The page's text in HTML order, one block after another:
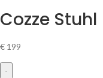
Cozze Stuhl
€ 199